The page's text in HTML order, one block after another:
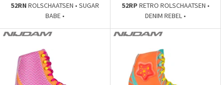
52RN ROLSCHAATSEN • SUGAR
BABE •
52RP RETRO ROLSCHAATSEN •
DENIM REBEL •